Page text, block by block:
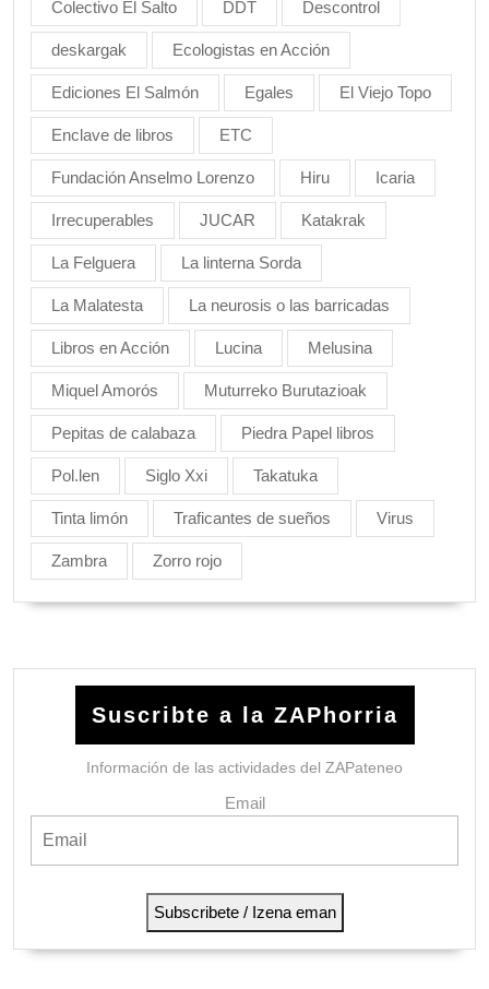
Colectivo El Salto DDT Descontrol
deskargak Ecologistas en Acción
Ediciones El Salmón Egales El Viejo Topo
Enclave de libros ETC
Fundación Anselmo Lorenzo Hiru Icaria
Irrecuperables JUCAR Katakrak
La Felguera La linterna Sorda
La Malatesta La neurosis o las barricadas
Libros en Acción Lucina Melusina
Miquel Amorós Muturreko Burutazioak
Pepitas de calabaza Piedra Papel libros
Pol.len Siglo Xxi Takatuka
Tinta limón Traficantes de sueños Virus
Zambra Zorro rojo
Suscribte a la ZAPhorria
Información de las actividades del ZAPateneo
Email
Subscribete / Izena eman